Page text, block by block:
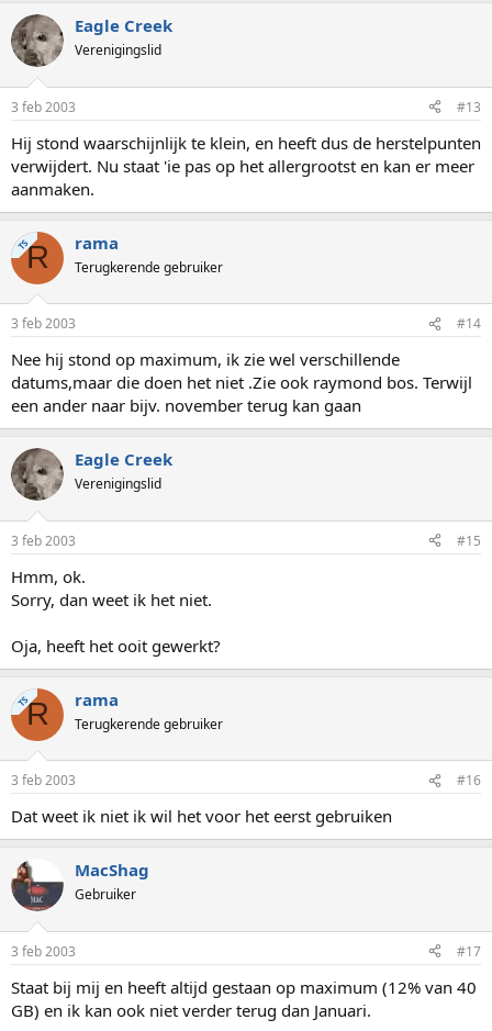
Eagle Creek
Verenigingslid
3 feb 2003 #13
Hij stond waarschijnlijk te klein, en heeft dus de herstelpunten
verwijdert. Nu staat 'ie pas op het allergrootst en kan er meer
aanmaken.
TSR rama
Terugkerende gebruiker
3 feb 2003 #14
Nee hij stond op maximum, ik zie wel verschillende
datums,maar die doen het niet .Zie ook raymond bos. Terwijl
een ander naar bijv. november terug kan gaan
Eagle Creek
Verenigingslid
3 feb 2003 #15
Hmm, ok.
Sorry, dan weet ik het niet.
Oja, heeft het ooit gewerkt?
TSR rama
Terugkerende gebruiker
3 feb 2003 #16
Dat weet ik niet ik wil het voor het eerst gebruiken
MacShag
Gebruiker
3 feb 2003 #17
Staat bij mij en heeft altijd gestaan op maximum (12% van 40
GB) en ik kan ook niet verder terug dan Januari.